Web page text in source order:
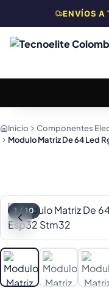
ENVÍOS A
Inicio Componentes
Modulo Matriz De 64 Led
1/10